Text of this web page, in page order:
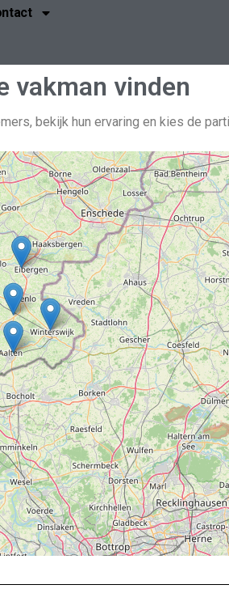
vakman vinden
bekijk hun ervaring en kies de